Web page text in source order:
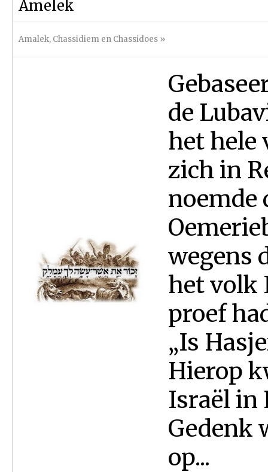
Amelek
Amalek, Chassidiem en Chassidoes »
de
het hele
zich in
noemde
wegens
het volk
proef
„Is
Hierop
Israël in
Gedenk
op...